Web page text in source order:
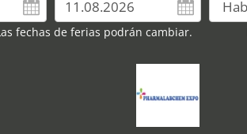
fechas de ferias podrán cambiar.